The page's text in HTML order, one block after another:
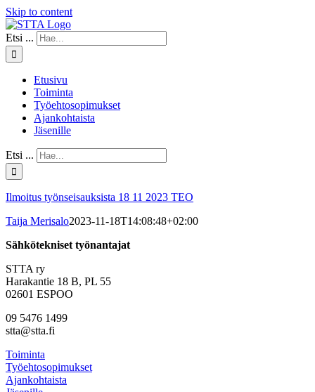
Skip to content
Etsi ...
Etusivu
Toiminta
Työehtosopimukset
Ajankohtaista
Jäsenille
Etsi ...
Ilmoitus työnseisauksista 18 11 2023 TEO
Taija Merisalo2023-11-18T14:08:48+02:00
Sähkötekniset työnantajat
STTA ry
Harakantie 18 B, PL 55
02601 ESPOO
09 5476 1499
stta@stta.fi
Toiminta
Työehtosopimukset
Ajankohtaista